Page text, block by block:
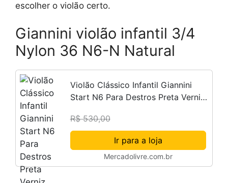
escolher o violão certo.
Giannini violão infantil 3/4
Nylon 36 N6-N Natural
Violão Clássico Infantil Giannini
Start N6 Para Destros Preta Verniz
R$ 530,00
Ir para a loja
Mercadolivre.com.br